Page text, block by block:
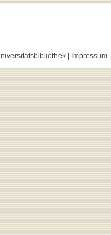
| Impressum|